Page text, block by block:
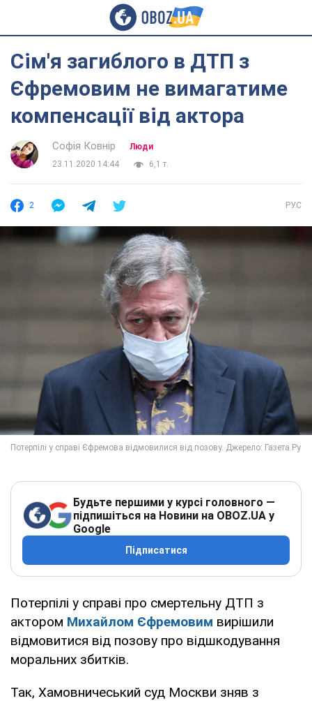
Сім'я загиблого в ДТП з
Єфремовим не вимагатиме
компенсації від актора
Софія Ковнір
Люди
23.11.2020 14:44
6,1 т.
2 РУС
Будьте першими у курсі головного —
підпишіться на Новини на OBOZ.UA у
Google
Підписатися
Потерпілі у справі про смертельну ДТП з
актором Михайлом Єфремовим вирішили
відмовитися від позову про відшкодування
моральних збитків.
Так, Хамовничеський суд Москви зняв з